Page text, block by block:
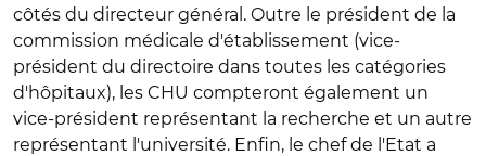
côtés du directeur général. Outre le président de la
commission médicale d'établissement (vice-
président du directoire dans toutes les catégories
d'hôpitaux), les CHU compteront également un
vice-président représentant la recherche et un autre
représentant l'université. Enfin, le chef de l'Etat a